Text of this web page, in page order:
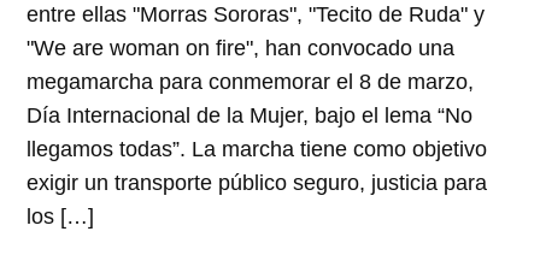
entre ellas "Morras Sororas", "Tecito de Ruda" y
"We are woman on fire", han convocado una
megamarcha para conmemorar el 8 de marzo,
Día Internacional de la Mujer, bajo el lema “No
llegamos todas”. La marcha tiene como objetivo
exigir un transporte público seguro, justicia para
los […]